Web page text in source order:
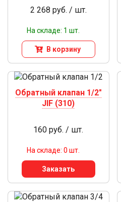
2 268 руб. / шт.
На складе: 1 шт.
В корзину
Обратный клапан 1/2"
JIF (310)
160 руб. / шт.
На складе: 0 шт.
Заказать